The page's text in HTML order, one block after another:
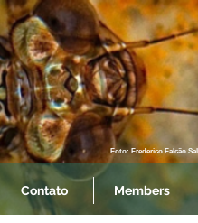
Contato Members
Foto: Frederico Falcão